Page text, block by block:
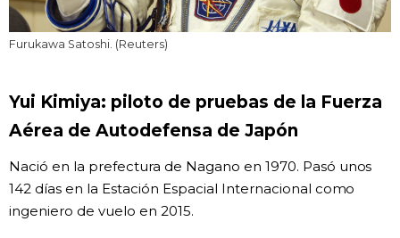
Furukawa Satoshi. (Reuters)
Yui Kimiya: piloto de pruebas de la Fuerza
Aérea de Autodefensa de Japón
Nació en la prefectura de Nagano en 1970. Pasó unos
142 días en la Estación Espacial Internacional como
ingeniero de vuelo en 2015.